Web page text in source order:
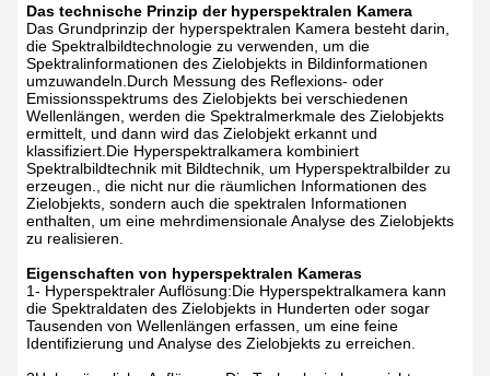
Das technische Prinzip der hyperspektralen Kamera
Das Grundprinzip der hyperspektralen Kamera besteht darin,
die Spektralbildtechnologie zu verwenden, um die
Spektralinformationen des Zielobjekts in Bildinformationen
umzuwandeln.Durch Messung des Reflexions- oder
Emissionsspektrums des Zielobjekts bei verschiedenen
Wellenlängen, werden die Spektralmerkmale des Zielobjekts
ermittelt, und dann wird das Zielobjekt erkannt und
klassifiziert.Die Hyperspektralkamera kombiniert
Spektralbildtechnik mit Bildtechnik, um Hyperspektralbilder zu
erzeugen., die nicht nur die räumlichen Informationen des
Zielobjekts, sondern auch die spektralen Informationen
enthalten, um eine mehrdimensionale Analyse des Zielobjekts
zu realisieren.
Eigenschaften von hyperspektralen Kameras
1- Hyperspektraler Auflösung:Die Hyperspektralkamera kann
die Spektraldaten des Zielobjekts in Hunderten oder sogar
Tausenden von Wellenlängen erfassen, um eine feine
Identifizierung und Analyse des Zielobjekts zu erreichen.